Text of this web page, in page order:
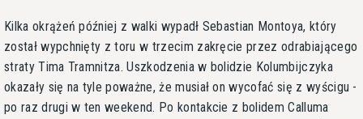
Kilka okrążeń później z walki wypadł Sebastian Montoya, który
został wypchnięty z toru w trzecim zakręcie przez odrabiającego
straty Tima Tramnitza. Uszkodzenia w bolidzie Kolumbijczyka
okazały się na tyle poważne, że musiał on wycofać się z wyścigu -
po raz drugi w ten weekend. Po kontakcie z bolidem Calluma